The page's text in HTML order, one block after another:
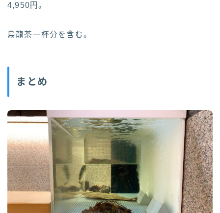
4,950円。
烏龍茶一杯分を含む。
まとめ